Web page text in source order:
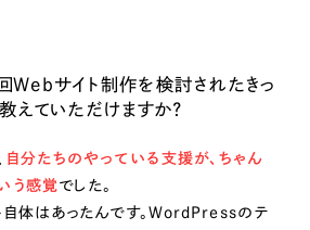
Webサイト制作を検討されたきっ
えていただけますか？
自分たちのやっている支援が、ちゃん
う感覚 でした。
自体はあったんです。WordPressのテ